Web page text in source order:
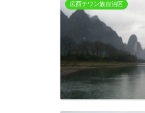
広西チワン族自治区